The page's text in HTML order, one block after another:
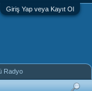
Giriş Yap veya Kayıt Ol
Radyo